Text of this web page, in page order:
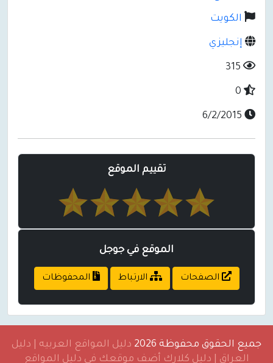
تقييم الموقع
الموقع في جوجل
الصفحات الارتباط المحفوظات
محفوظة 2026
دليل المواقع العربيه | دليل
| دليل كلارك أضف موقعك في دليل المواقع